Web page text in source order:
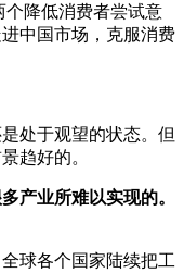
个降低消费者尝试意
中国市场，克服消费
处于观望的状态。但
趋好的。
产业所难以实现的。
球各个国家陆续把工